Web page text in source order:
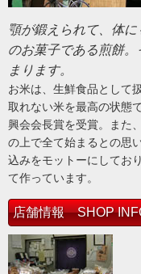
顎が鍛えられて、体
のお菓子である煎餅
まります。
お米は、生鮮食品として
取れない米を最高の状態
興会会長賞を受賞。また
の上で全て始まるとの思
込みをモットーにしてお
て作っています。
店舗情報 SHOP